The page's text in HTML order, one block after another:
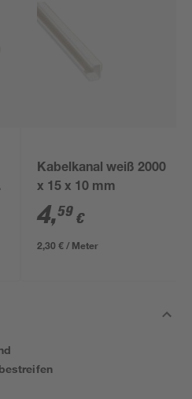
Kabelkanal weiß 2000
x 15 x 10 mm
4,59 €
2,30 € / Meter